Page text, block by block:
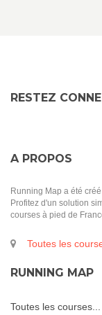
RESTEZ
A PROPOS
Running Map a été
Profitez d'un solution
courses à pied de
Toutes les
RUNNING MAP
Toutes les courses...